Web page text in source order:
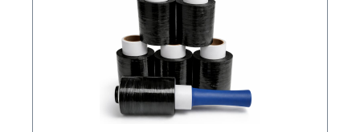
Sicherheit ✔ Beste Qualität für Profis